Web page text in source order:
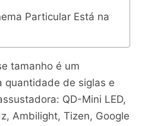
Particular Está na
tamanho é um
quantidade de siglas e
QD-Mini LED,
Ambilight, Tizen, Google